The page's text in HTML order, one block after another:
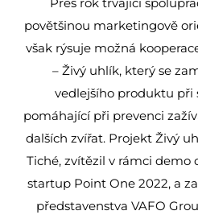
povětšinou marketingově
však rýsuje možná
– Živý uhlík, který se
vedlejšího produktu při
pomáhající při prevenci
dalších zvířat. Projekt Živý
Tiché, zvítězil v rámci demo
startup Point One 2022, a
představenstva VAFO